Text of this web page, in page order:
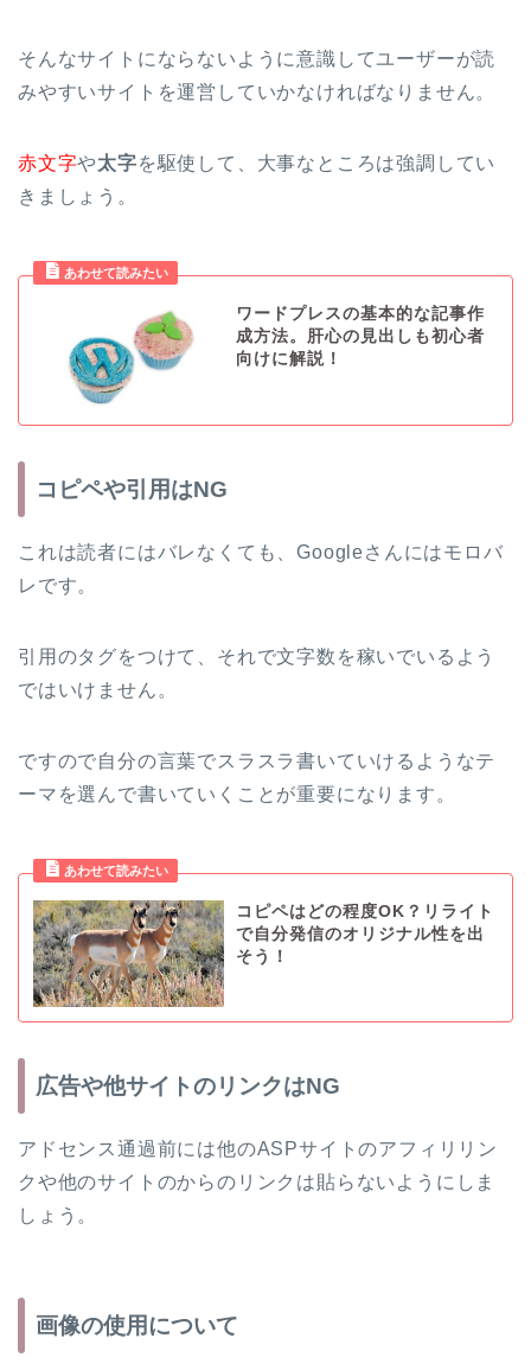
そんなサイトにならないように意識してユーザーが読
みやすいサイト を運営していかなければなりません。
赤文字や太字を駆使して、大事なところは強調してい
きましょう。
ワードプレスの基本的な記事作
成方法。肝心の見出しも初心者
向けに解説！
コピペや引用はNG
これは読者にはバレなくても、Googleさんにはモロバ
レです。
引用のタグをつけて、それで文字数を稼いでいるよう
ではいけません。
ですので自分の言葉でスラスラ書いていけるようなテ
ーマを選んで書いていくことが重要になります。
コピペはどの程度OK？リライト
で自分発信のオリジナル性を出
そう！
広告や他サイトのリンクはNG
アドセンス通過前には他のASPサイトのアフィリリン
クや他のサイトのからのリンクは貼らないようにしま
しょう。
画像の使用について